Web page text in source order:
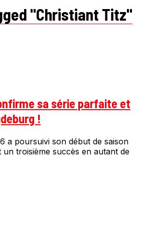
"Christiant Titz"
sa série parfaite et
!
a poursuivi son début de saison
un troisième succès en autant de